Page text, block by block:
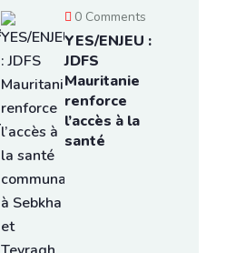
0 Comments
YES/ENJEU :
JDFS
Mauritanie
renforce
l’accès à la
santé